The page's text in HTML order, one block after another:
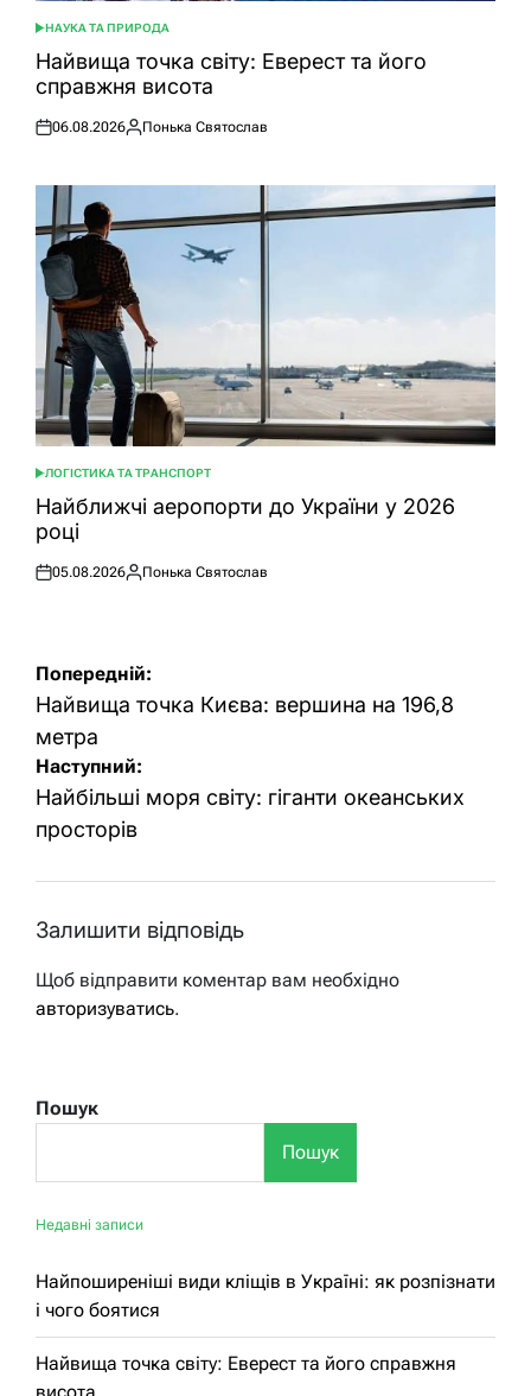
ОПУБЛІКУВАТИ
У
НАУКА ТА ПРИРОДА
Найвища точка світу: Еверест та його
справжня висота
Оприлюднено
06.08.2026
Опубліковано
Понька Святослав
ОПУБЛІКУВАТИ
У
ЛОГІСТИКА ТА ТРАНСПОРТ
Найближчі аеропорти до України у 2026
році
Оприлюднено
05.08.2026
Опубліковано
Понька Святослав
Навігація
записів
Попередній:
Найвища точка Києва: вершина на 196,8
метра
Наступний:
Найбільші моря світу: гіганти океанських
просторів
Залишити відповідь
Щоб відправити коментар вам необхідно
авторизуватись.
Пошук
Пошук
Недавні записи
Найпоширеніші види кліщів в Україні: як розпізнати
і чого боятися
Найвища точка світу: Еверест та його справжня
висота